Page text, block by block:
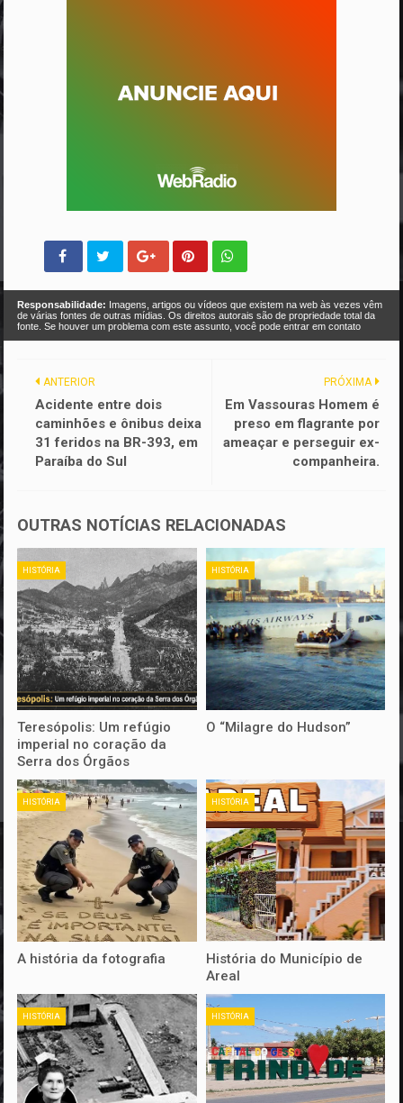
Responsabilidade: Imagens, artigos ou vídeos que existem na web às vezes vêm
de várias fontes de outras mídias. Os direitos autorais são de propriedade total da
fonte. Se houver um problema com este assunto, você pode entrar em contato
PRÓXIMA
Em Vassouras Homem é
preso em flagrante por
ameaçar e perseguir ex-
companheira.
ANTERIOR
Acidente entre dois
caminhões e ônibus deixa
31 feridos na BR-393, em
Paraíba do Sul
OUTRAS NOTÍCIAS RELACIONADAS
HISTÓRIA
Teresópolis: Um refúgio
imperial no coração da
Serra dos Órgãos
HISTÓRIA
O “Milagre do Hudson”
HISTÓRIA
A história da fotografia
HISTÓRIA
História do Município de
Areal
HISTÓRIA HISTÓRIA